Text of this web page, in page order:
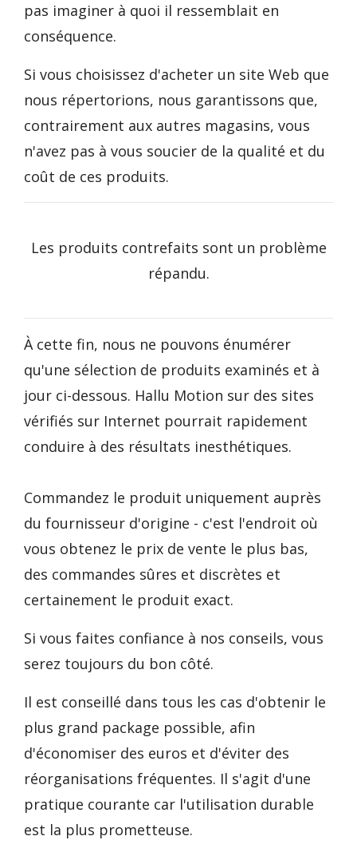
pas imaginer à quoi il ressemblait en
conséquence.
Si vous choisissez d'acheter un site Web que
nous répertorions, nous garantissons que,
contrairement aux autres magasins, vous
n'avez pas à vous soucier de la qualité et du
coût de ces produits.
Les produits contrefaits sont un problème
répandu.
À cette fin, nous ne pouvons énumérer
qu'une sélection de produits examinés et à
jour ci-dessous. Hallu Motion sur des sites
vérifiés sur Internet pourrait rapidement
conduire à des résultats inesthétiques.
Commandez le produit uniquement auprès
du fournisseur d'origine - c'est l'endroit où
vous obtenez le prix de vente le plus bas,
des commandes sûres et discrètes et
certainement le produit exact.
Si vous faites confiance à nos conseils, vous
serez toujours du bon côté.
Il est conseillé dans tous les cas d'obtenir le
plus grand package possible, afin
d'économiser des euros et d'éviter des
réorganisations fréquentes. Il s'agit d'une
pratique courante car l'utilisation durable
est la plus prometteuse.